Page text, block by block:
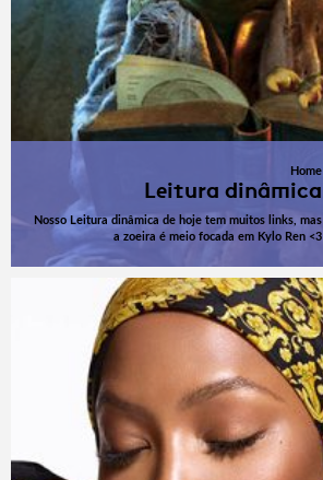
Home
Leitura dinâmica
Nosso Leitura dinâmica de hoje tem muitos links, mas
a zoeira é meio focada em Kylo Ren <3